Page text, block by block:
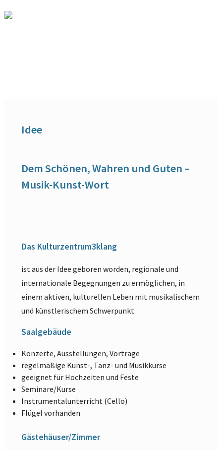
Idee
Dem Schönen, Wahren und Guten –
Musik-Kunst-Wort
Das Kulturzentrum3klang
ist aus der Idee geboren worden, regionale und
internationale Begegnungen zu ermöglichen, in
einem aktiven, kulturellen Leben mit musikalischem
und künstlerischem Schwerpunkt.
Saalgebäude
Konzerte, Ausstellungen, Vorträge
regelmäßige Kunst-, Tanz- und Musikkurse
geeignet für Hochzeiten und Feste
Seminare/Kurse
Instrumentalunterricht (Cello)
Flügel vorhanden
Gästehäuser/Zimmer